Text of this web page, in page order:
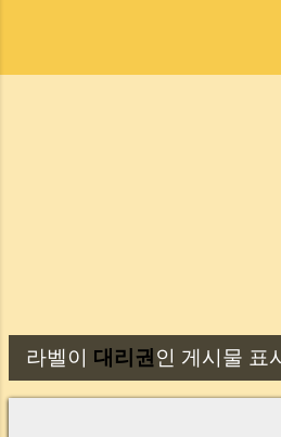
글
라벨이 대리권 인 게시물 표시